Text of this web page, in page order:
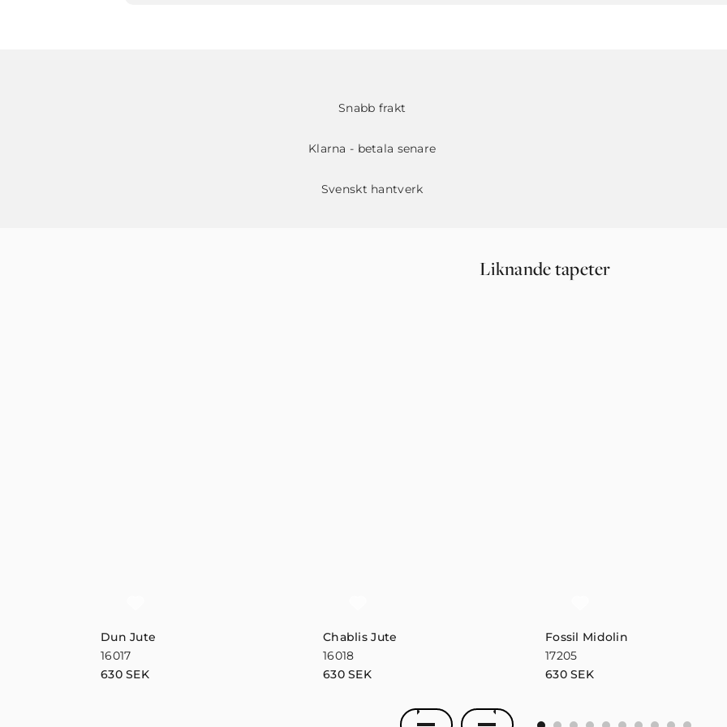
Snabb frakt
Klarna - betala senare
Svenskt hantverk
Liknande tapeter
Dun Jute
16017
630SEK
Chablis Jute
16018
630SEK
Fossil Midolin
17205
630SEK